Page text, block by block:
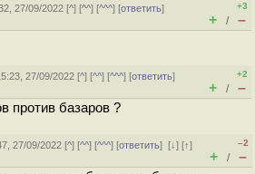
27/09/2022 [^] [^^] [^^^] [ответить]
+3
+ / –
27/09/2022 [^] [^^] [^^^] [ответить]
+2
+ / –
против базаров ?
27/09/2022 [^] [^^] [^^^] [ответить][↓] [↑]
–2
+ / –